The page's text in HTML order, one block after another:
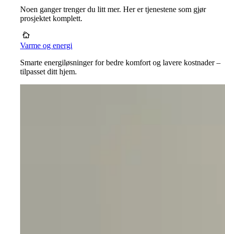
Noen ganger trenger du litt mer. Her er tjenestene som gjør
prosjektet komplett.
Varme og energi
Smarte energiløsninger for bedre komfort og lavere kostnader –
tilpasset ditt hjem.